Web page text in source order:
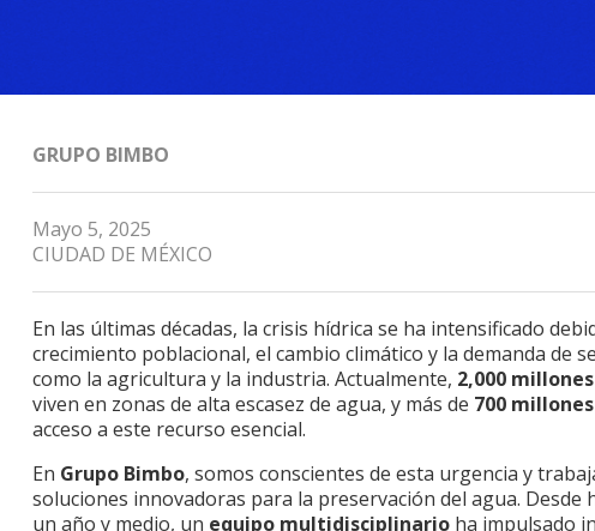
GRUPO BIMBO
Mayo 5, 2025
CIUDAD DE MÉXICO
En las últimas décadas, la crisis hídrica se ha intensificado
crecimiento poblacional, el cambio climático y la demanda de
como la agricultura y la industria. Actualmente, 2,000
viven en zonas de alta escasez de agua, y más de 700 millones
acceso a este recurso esencial.
En Grupo Bimbo, somos conscientes de esta urgencia y
soluciones innovadoras para la preservación del agua. Desde
un año y medio, un equipo multidisciplinario ha impulsado